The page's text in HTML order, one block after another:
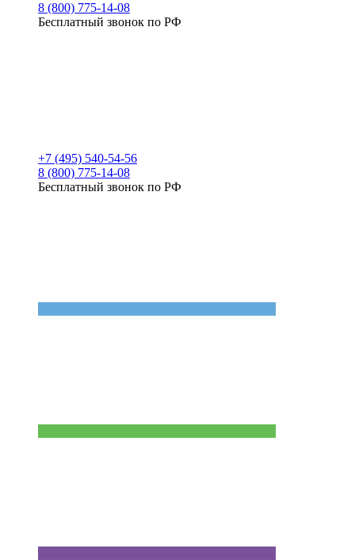
8 (800) 775-14-08
Бесплатный звонок по РФ
+7 (495) 540-54-56
8 (800) 775-14-08
Бесплатный звонок по РФ